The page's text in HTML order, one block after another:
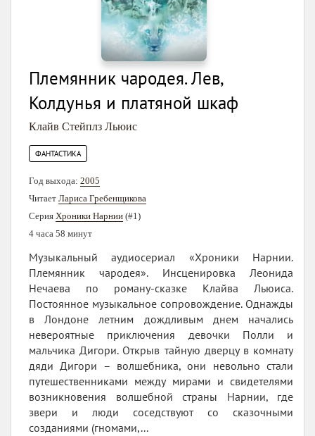
Племянник чародея. Лев,
Колдунья и платяной шкаф
Клайв Стейплз Льюис
ФАНТАСТИКА
Год выхода: 2005
Читает Лариса Гребенщикова
Серия Хроники Нарнии (#1)
4 часа 58 минут
Музыкальный аудиосериал «Хроники Нарнии.
Племянник чародея». Инсценировка Леонида
Нечаева по роману-сказке Клайва Льюиса.
Постоянное музыкальное сопровождение. Однажды
в Лондоне летним дождливым днем начались
невероятные приключения девочки Полли и
мальчика Дигори. Открыв тайную дверцу в комнату
дяди Дигори – волшебника, они невольно стали
путешественниками между мирами и свидетелями
возникновения волшебной страны Нарнии, где
звери и люди соседствуют со сказочными
созданиями (гномами,...